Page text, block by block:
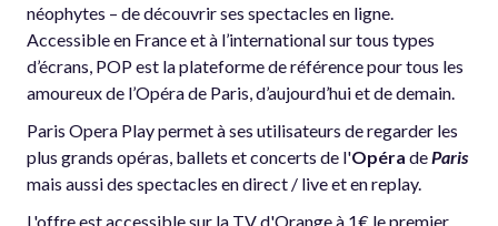
néophytes – de découvrir ses spectacles en ligne.
Accessible en France et à l’international sur tous types
d’écrans, POP est la plateforme de référence pour tous les
amoureux de l’Opéra de Paris, d’aujourd’hui et de demain.
Paris Opera Play permet à ses utilisateurs de regarder les
plus grands opéras, ballets et concerts de l'Opéra de Paris
mais aussi des spectacles en direct / live et en replay.
L'offre est accessible sur la TV d'Orange à 1€ le premier